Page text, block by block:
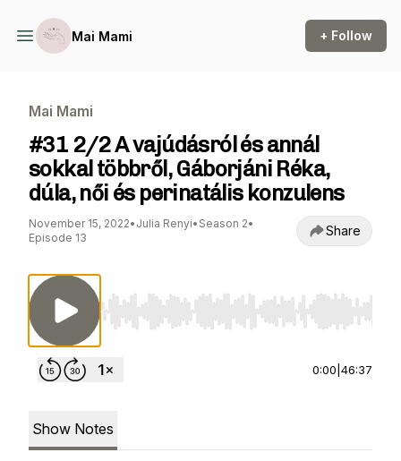
Mai Mami + Follow
Mai Mami
#31 2/2 A vajúdásról és annál
sokkal többről, Gáborjáni Réka,
dúla, női és perinatális konzulens
November 15, 2022• Julia Renyi• Season 2•
Episode 13
Share
Use Left/Right to seek, Home/End to jump to
0:00 46:37
Show Notes